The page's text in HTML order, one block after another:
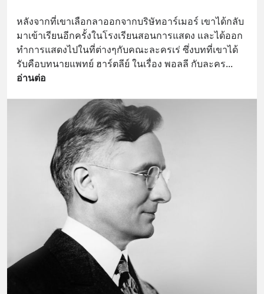
หลังจากที่เขาเลือกลาออกจากบริษัทอาร์เมอร์ เขาได้กลับ
มาเข้าเรียนอีกครั้งในโรงเรียนสอนการแสดง และได้ออก
ทำการแสดงไปในที่ต่างๆกับคณะละครเร่ ซึ่งบทที่เขาได้
รับคือบทนายแพทย์ ฮาร์ตลีย์ ในเรื่อง พอลลี กับละคร
อ่านต่อ